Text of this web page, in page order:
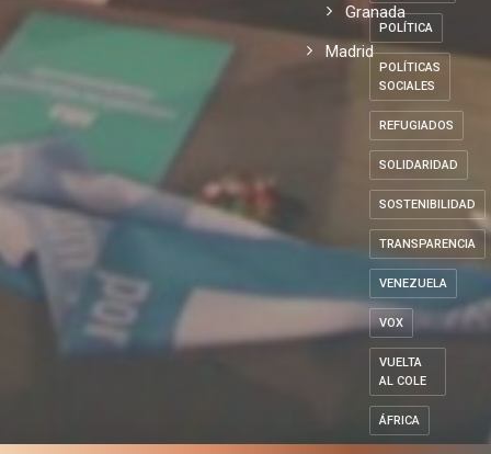
Granada
Madrid
POLÍTICA
POLÍTICAS
SOCIALES
REFUGIADOS
SOLIDARIDAD
SOSTENIBILIDAD
TRANSPARENCIA
VENEZUELA
VOX
VUELTA
AL COLE
ÁFRICA